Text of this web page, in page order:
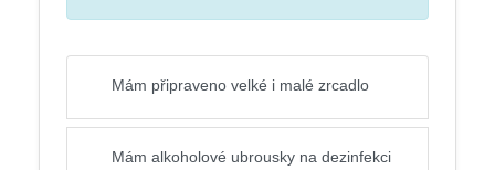
Mám připraveno velké i malé zrcadlo
Mám alkoholové ubrousky na dezinfekci